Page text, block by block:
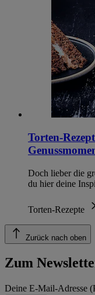
Torten-
Doch lieber die
du hier deine
Torten-Rezepte
Zurück nach oben
Zum
Deine E-Mail-Adresse